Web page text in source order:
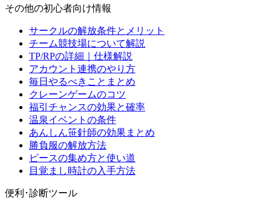
その他の初心者向け情報
サークルの解放条件とメリット
チーム競技場について解説
TP/RPの詳細｜仕様解説
アカウント連携のやり方
毎日やるべきことまとめ
クレーンゲームのコツ
福引チャンスの効果と確率
温泉イベントの条件
あんしん笹針師の効果まとめ
勝負服の解放方法
ピースの集め方と使い道
目覚まし時計の入手方法
便利･診断ツール